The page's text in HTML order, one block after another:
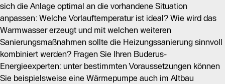
sich die Anlage optimal an die vorhandene Situation
anpassen: Welche Vorlauftemperatur ist ideal? Wie wird das
Warmwasser erzeugt und mit welchen weiteren
Sanierungsmaßnahmen sollte die Heizungssanierung sinnvoll
kombiniert werden? Fragen Sie Ihren Buderus-
Energieexperten: unter bestimmten Voraussetzungen können
Sie beispielsweise eine Wärmepumpe auch im Altbau